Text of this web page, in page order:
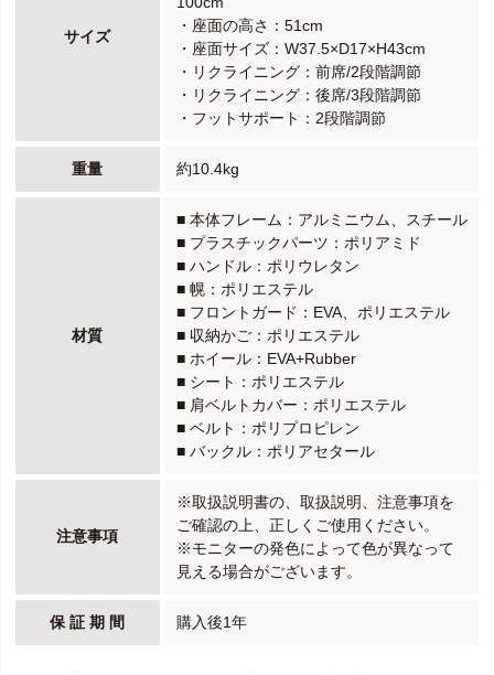
サイズ
・座面の高さ：51cm
・座面サイズ：W37.5×D17×H43cm
・リクライニング：前席/2段階調節
・リクライニング：後席/3段階調節
・フットサポート：2段階調節
重量 約10.4kg
材質
■ 本体フレーム：アルミニウム、スチール
■ プラスチックパーツ：ポリアミド
■ ハンドル：ポリウレタン
■ 幌：ポリエステル
■ フロントガード：EVA、ポリエステル
■ 収納かご：ポリエステル
■ ホイール：EVA+Rubber
■ シート：ポリエステル
■ 肩ベルトカバー：ポリエステル
■ ベルト：ポリプロピレン
■ バックル：ポリアセタール
注意事項
※取扱説明書の、取扱説明、注意事項を
ご確認の上、正しくご使用ください。
※モニターの発色によって色が異なって
見える場合がございます。
保 証 期 間 購入後1年